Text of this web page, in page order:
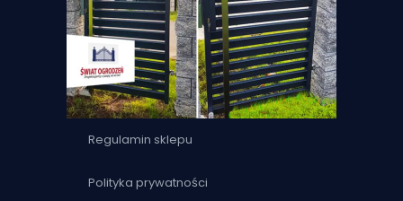
Regulamin sklepu
Polityka prywatności